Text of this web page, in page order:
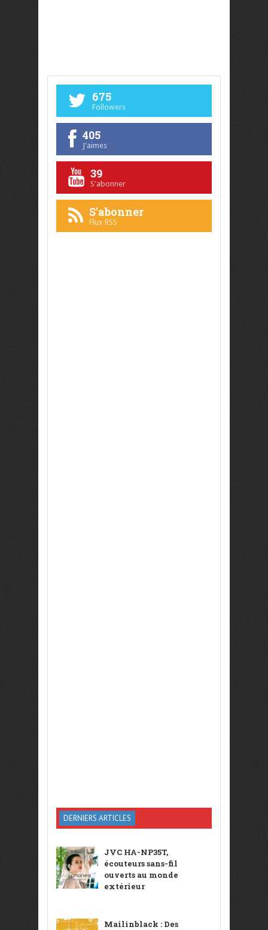
675
Followers
405
J'aimes
39
S'abonner
S'abonner
Flux RSS
DERNIERS ARTICLES
JVC HA-NP35T,
écouteurs sans-fil
ouverts au monde
extérieur
Mailinblack : Des